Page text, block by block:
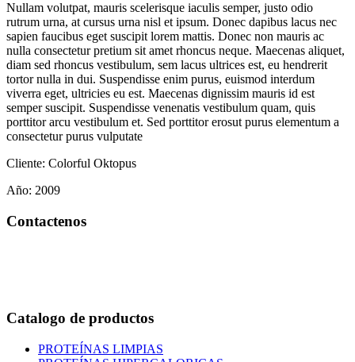
Nullam volutpat, mauris scelerisque iaculis semper, justo odio
rutrum urna, at cursus urna nisl et ipsum. Donec dapibus lacus nec
sapien faucibus eget suscipit lorem mattis. Donec non mauris ac
nulla consectetur pretium sit amet rhoncus neque. Maecenas aliquet,
diam sed rhoncus vestibulum, sem lacus ultrices est, eu hendrerit
tortor nulla in dui. Suspendisse enim purus, euismod interdum
viverra eget, ultricies eu est. Maecenas dignissim mauris id est
semper suscipit. Suspendisse venenatis vestibulum quam, quis
porttitor arcu vestibulum et. Sed porttitor erosut purus elementum a
consectetur purus vulputate
Cliente: Colorful Oktopus
Año: 2009
Contactenos
Catalogo de productos
PROTEÍNAS LIMPIAS